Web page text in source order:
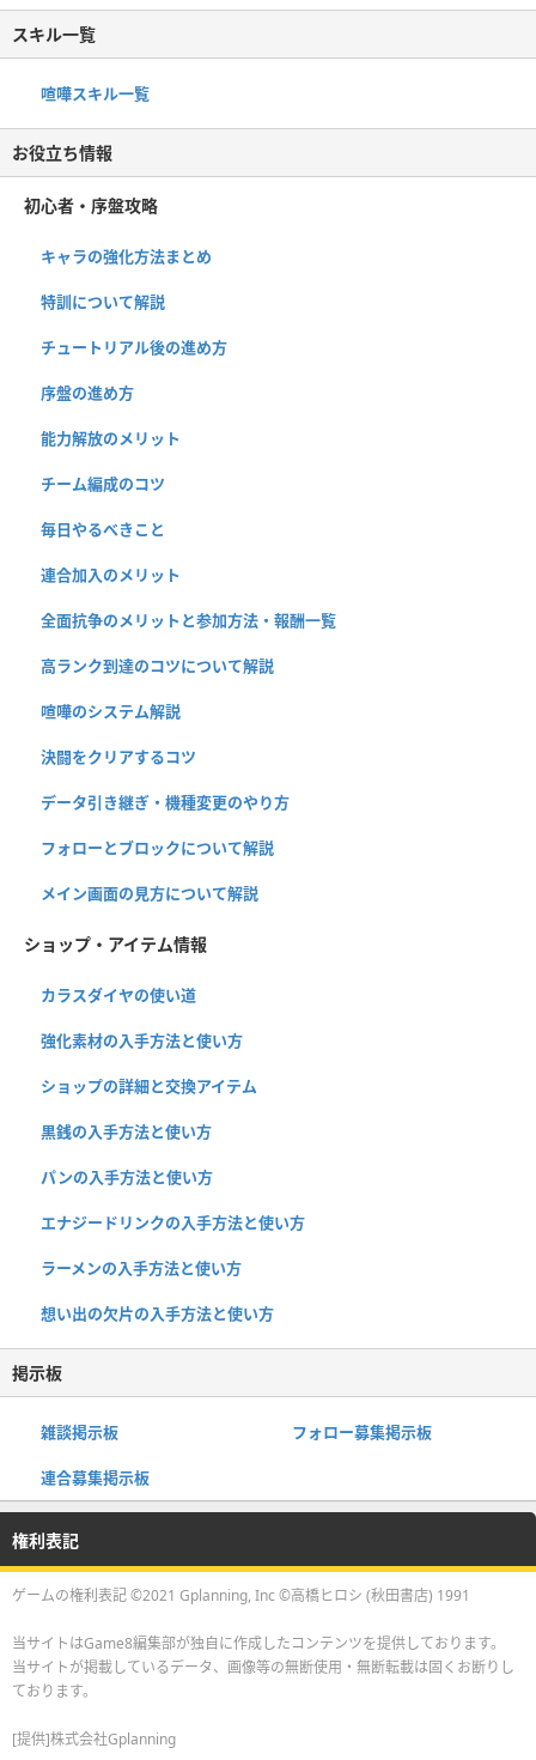
スキル一覧
喧嘩スキル一覧
お役立ち情報
初心者・序盤攻略
キャラの強化方法まとめ
特訓について解説
チュートリアル後の進め方
序盤の進め方
能力解放のメリット
チーム編成のコツ
毎日やるべきこと
連合加入のメリット
全面抗争のメリットと参加方法・報酬一覧
高ランク到達のコツについて解説
喧嘩のシステム解説
決闘をクリアするコツ
データ引き継ぎ・機種変更のやり方
フォローとブロックについて解説
メイン画面の見方について解説
ショップ・アイテム情報
カラスダイヤの使い道
強化素材の入手方法と使い方
ショップの詳細と交換アイテム
黒銭の入手方法と使い方
パンの入手方法と使い方
エナジードリンクの入手方法と使い方
ラーメンの入手方法と使い方
想い出の欠片の入手方法と使い方
掲示板
雑談掲示板 フォロー募集掲示板
連合募集掲示板
権利表記
ゲームの権利表記 ©2021 Gplanning, Inc ©高橋ヒロシ (秋田書店) 1991
当サイトはGame8編集部が独自に作成したコンテンツを提供しております。
当サイトが掲載しているデータ、画像等の無断使用・無断転載は固くお断りし
ております。
[提供]株式会社Gplanning